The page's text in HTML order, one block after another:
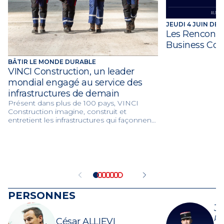
BÂTIR LE MONDE DURABLE
VINCI Construction, un leader
mondial engagé au service des
infrastructures de demain
Présent dans plus de 100 pays, VINCI
Construction imagine, construit et
entretient les infrastructures qui façonnent
transition environnementale.
JEUDI 4 JUIN DE
Les
Business
PERSONNES
César ALLIEVI